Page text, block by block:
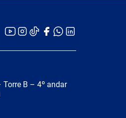
Torre B – 4º andar